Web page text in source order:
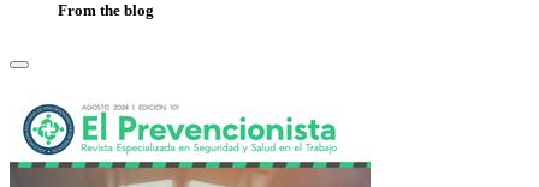
From the blog